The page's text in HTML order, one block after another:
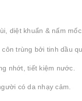
diệt khuẩn & nấm mốc.
trùng bởi tinh dầu
nhớt, tiết kiệm nước.
có da nhạy cảm.